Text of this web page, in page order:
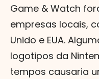
Game & Watch
empresas locais,
Unido e EUA.
logotipos da
tempos causaria